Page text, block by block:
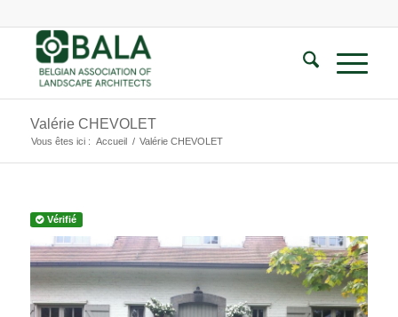
Valérie CHEVOLET
Vous êtes ici : Accueil / Valérie CHEVOLET
Vérifié